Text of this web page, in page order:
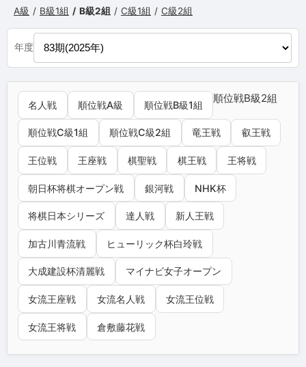
A級 B級1組 B級2組 C級1組 C級2組
年度
名人戦 順位戦A級 順位戦B級1組
順位戦B級2組
順位戦C級1組 順位戦C級2組 竜王戦 叡王戦
王位戦 王座戦 棋聖戦 棋王戦 王将戦
朝日杯将棋オープン戦 銀河戦 NHK杯
将棋日本シリーズ 達人戦 新人王戦
加古川青流戦 ヒューリック杯白玲戦
大成建設杯清麗戦 マイナビ女子オープン
女流王座戦 女流名人戦 女流王位戦
女流王将戦 倉敷藤花戦